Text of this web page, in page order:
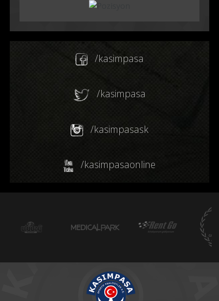
/kasimpasa
/kasimpasa
/kasimpasask
/kasimpasaonline